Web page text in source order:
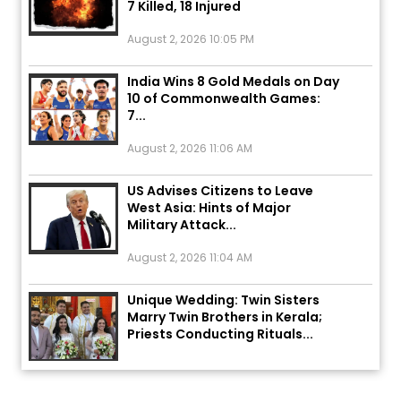
India Wins 8 Gold Medals on Day
10 of Commonwealth Games:
7...
US Advises Citizens to Leave
West Asia: Hints of Major
Military Attack...
Unique Wedding: Twin Sisters
Marry Twin Brothers in Kerala;
Priests Conducting Rituals...